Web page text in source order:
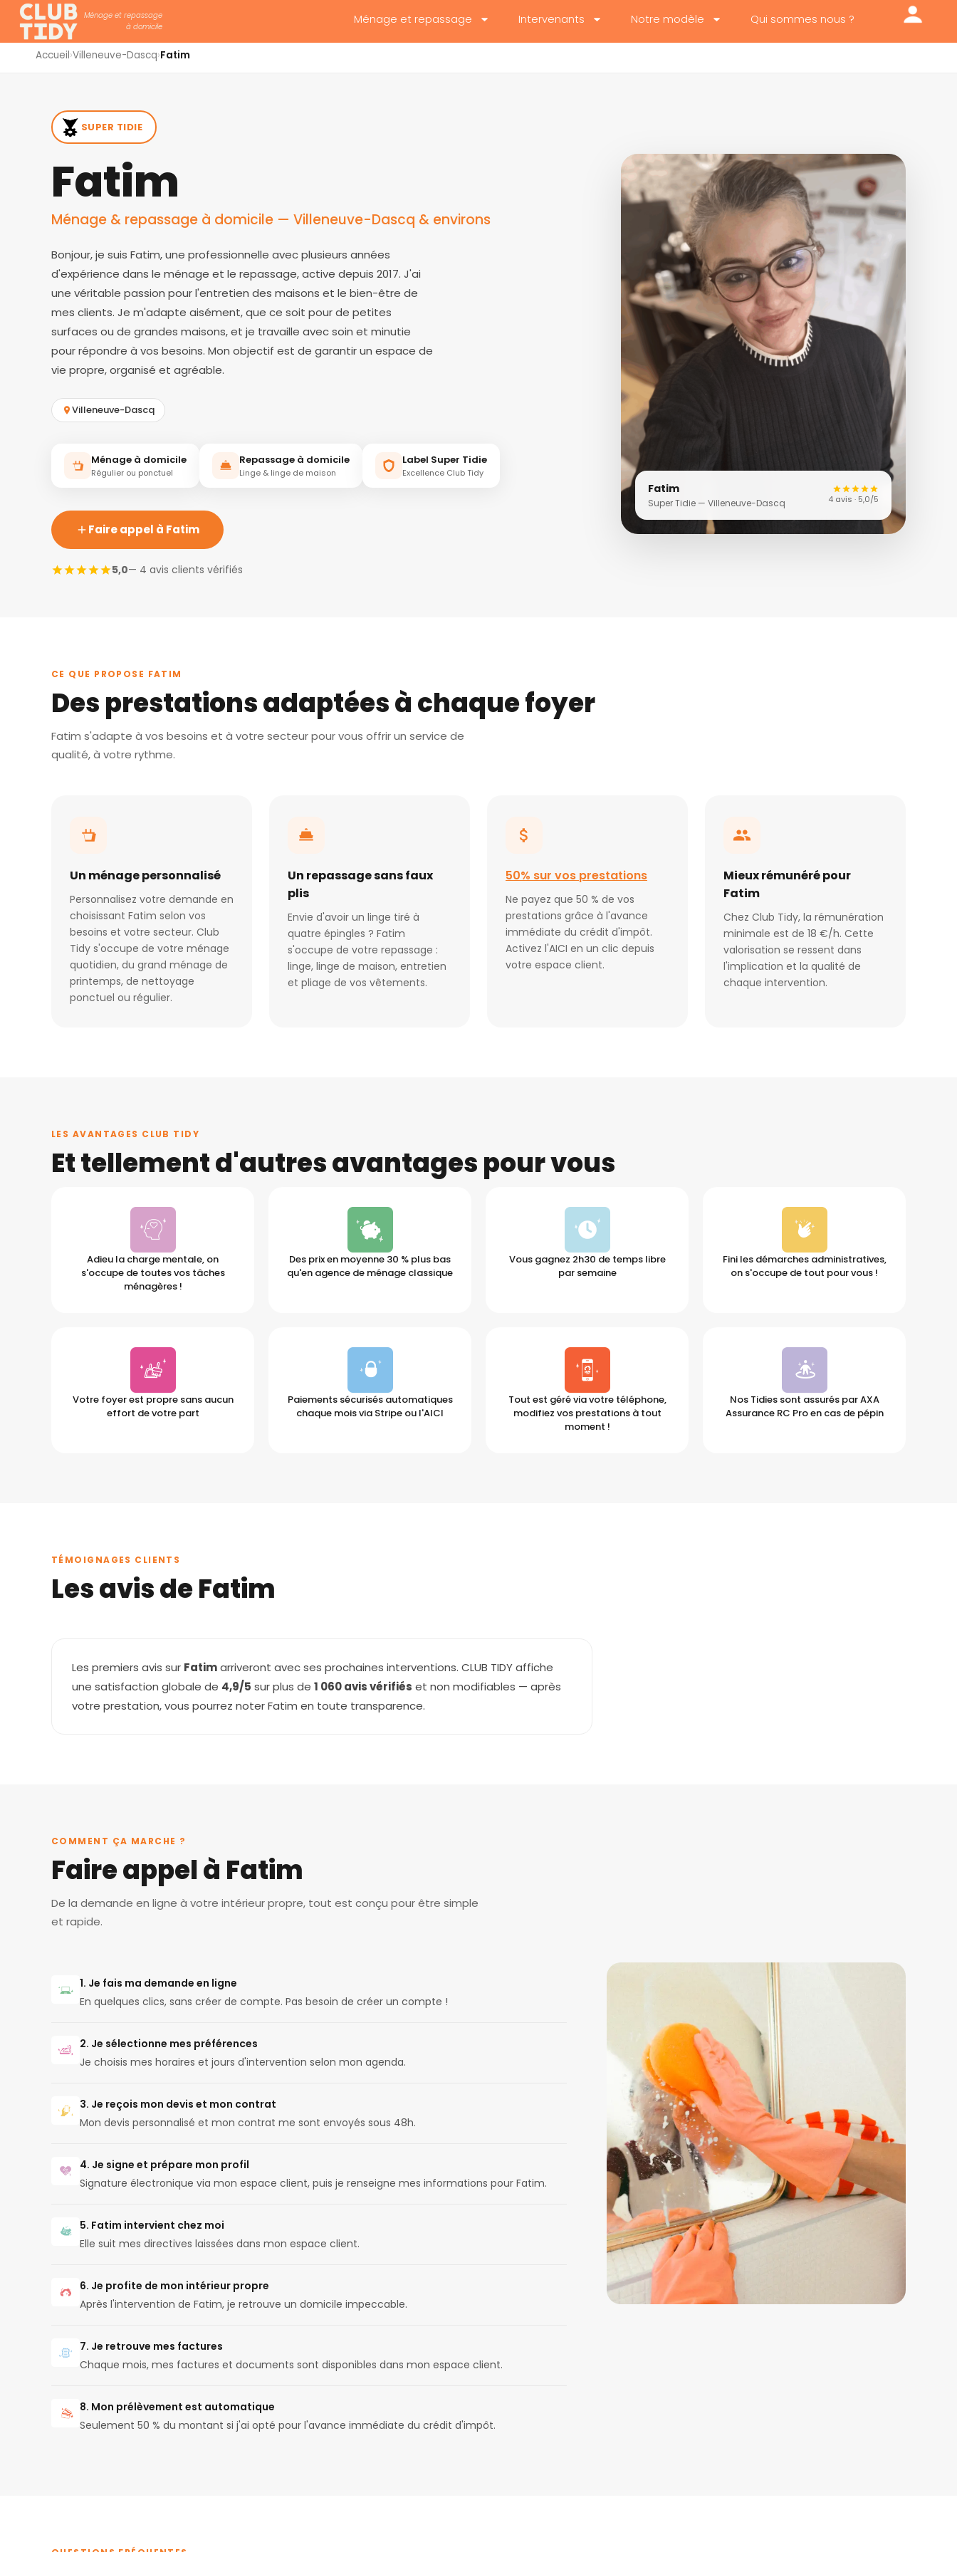
Ménage et repassage
à domicile
Ménage et repassage Intervenants Notre modèle Qui sommes nous ?
Accueil›Villeneuve-Dascq›Fatim
SUPER TIDIE
Fatim
Ménage & repassage à domicile — Villeneuve-Dascq & environs
Bonjour, je suis Fatim, une professionnelle avec plusieurs années
d'expérience dans le ménage et le repassage, active depuis 2017. J'ai
une véritable passion pour l'entretien des maisons et le bien-être de
mes clients. Je m'adapte aisément, que ce soit pour de petites
surfaces ou de grandes maisons, et je travaille avec soin et minutie
pour répondre à vos besoins. Mon objectif est de garantir un espace de
vie propre, organisé et agréable.
Villeneuve-Dascq
Ménage à domicile
Régulier ou ponctuel
Repassage à domicile
Linge & linge de maison
Label Super Tidie
Excellence Club Tidy
Faire appel à Fatim
5,0— 4 avis clients vérifiés
Fatim
Super Tidie — Villeneuve-Dascq 4 avis · 5,0/5
CE QUE PROPOSE FATIM
Des prestations adaptées à chaque foyer
Fatim s'adapte à vos besoins et à votre secteur pour vous offrir un service de
qualité, à votre rythme.
Un ménage personnalisé
Personnalisez votre demande en
choisissant Fatim selon vos
besoins et votre secteur. Club
Tidy s'occupe de votre ménage
quotidien, du grand ménage de
printemps, de nettoyage
ponctuel ou régulier.
Un repassage sans faux
plis
Envie d'avoir un linge tiré à
quatre épingles ? Fatim
s'occupe de votre repassage :
linge, linge de maison, entretien
et pliage de vos vêtements.
50% sur vos prestations
Ne payez que 50 % de vos
prestations grâce à l'avance
immédiate du crédit d'impôt.
Activez l'AICI en un clic depuis
votre espace client.
Mieux rémunéré pour
Fatim
Chez Club Tidy, la rémunération
minimale est de 18 €/h. Cette
valorisation se ressent dans
l'implication et la qualité de
chaque intervention.
LES AVANTAGES CLUB TIDY
Et tellement d'autres avantages pour vous
Adieu la charge mentale, on
s'occupe de toutes vos tâches
ménagères !
Des prix en moyenne 30 % plus bas
qu'en agence de ménage classique
Vous gagnez 2h30 de temps libre
par semaine
Fini les démarches administratives,
on s'occupe de tout pour vous !
Votre foyer est propre sans aucun
effort de votre part
Paiements sécurisés automatiques
chaque mois via Stripe ou l'AICI
Tout est géré via votre téléphone,
modifiez vos prestations à tout
moment !
Nos Tidies sont assurés par AXA
Assurance RC Pro en cas de pépin
TÉMOIGNAGES CLIENTS
Les avis de Fatim
Les premiers avis sur Fatimarriveront avec ses prochaines interventions. CLUB TIDY affiche
une satisfaction globale de 4,9/5 sur plus de 1 060 avis vérifiés et non modifiables — après
votre prestation, vous pourrez noter Fatim en toute transparence.
COMMENT ÇA MARCHE ?
Faire appel à Fatim
De la demande en ligne à votre intérieur propre, tout est conçu pour être simple
et rapide.
1. Je fais ma demande en ligne
En quelques clics, sans créer de compte. Pas besoin de créer un compte !
2. Je sélectionne mes préférences
Je choisis mes horaires et jours d'intervention selon mon agenda.
3. Je reçois mon devis et mon contrat
Mon devis personnalisé et mon contrat me sont envoyés sous 48h.
4. Je signe et prépare mon profil
Signature électronique via mon espace client, puis je renseigne mes informations pour Fatim.
5. Fatim intervient chez moi
Elle suit mes directives laissées dans mon espace client.
6. Je profite de mon intérieur propre
Après l'intervention de Fatim, je retrouve un domicile impeccable.
7. Je retrouve mes factures
Chaque mois, mes factures et documents sont disponibles dans mon espace client.
8. Mon prélèvement est automatique
Seulement 50 % du montant si j'ai opté pour l'avance immédiate du crédit d'impôt.